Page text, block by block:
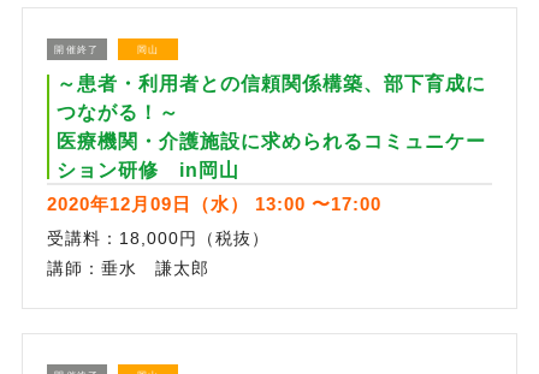
開催終了 岡山
～患者・利用者との信頼関係構築、部下育成に
つながる！～
医療機関・介護施設に求められるコミュニケー
ション研修 in岡山
2020年12月09日（水） 13:00 〜17:00
受講料：18,000円（税抜）
講師：垂水 謙太郎